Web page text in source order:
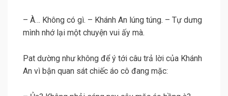
– À… Không có gì. – Khánh An lúng túng. – Tự dưng
mình nhớ lại một chuyện vui ấy mà.
Pat dường như không để ý tới câu trả lời của Khánh
An vì bận quan sát chiếc áo cô đang mặc: